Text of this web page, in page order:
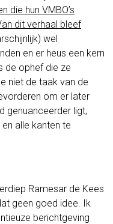
die hun VMBO’s
dit verhaal bleef
wel
en er heus een kern
de ophef die ze
niet de taak van de
om er later
genuanceerder ligt;
alle kanten te
Ramesar de Kees
geen goed idee. Ik
berichtgeving